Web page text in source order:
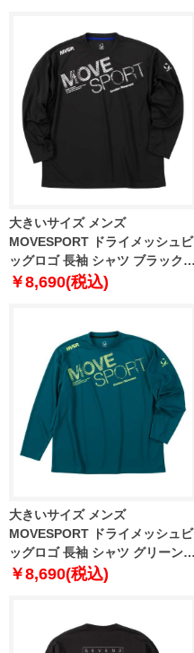
大きいサイズ メンズ
MOVESPORT ドライメッシュビ
ッグロゴ 長袖 シャツ ブラック
1278-5320-2 3L 4L 5L 6L
￥8,690(税込)
大きいサイズ メンズ
MOVESPORT ドライメッシュビ
ッグロゴ 長袖 シャツ グリーン
1278-5320-4 3L 4L 5L 6L
￥8,690(税込)